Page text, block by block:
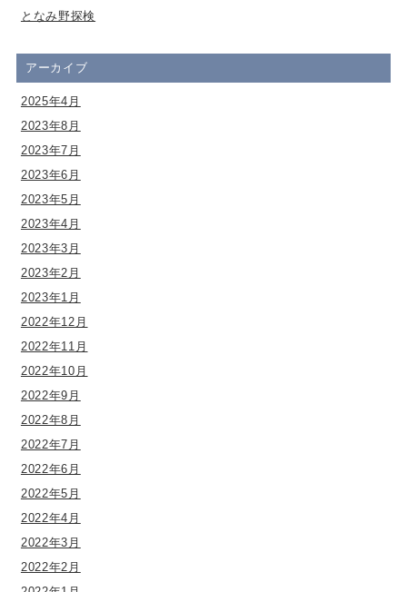
となみ野探検
アーカイブ
2025年4月
2023年8月
2023年7月
2023年6月
2023年5月
2023年4月
2023年3月
2023年2月
2023年1月
2022年12月
2022年11月
2022年10月
2022年9月
2022年8月
2022年7月
2022年6月
2022年5月
2022年4月
2022年3月
2022年2月